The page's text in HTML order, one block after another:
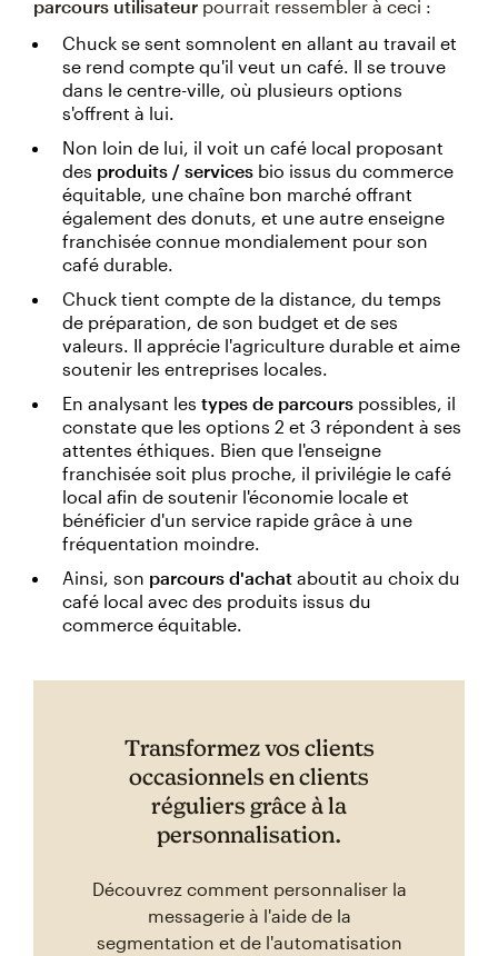
parcours utilisateur pourrait ressembler à ceci :
Chuck se sent somnolent en allant au travail et
se rend compte qu'il veut un café. Il se trouve
dans le centre-ville, où plusieurs options
s'offrent à lui.
Non loin de lui, il voit un café local proposant
des produits / services bio issus du commerce
équitable, une chaîne bon marché offrant
également des donuts, et une autre enseigne
franchisée connue mondialement pour son
café durable.
Chuck tient compte de la distance, du temps
de préparation, de son budget et de ses
valeurs. Il apprécie l'agriculture durable et aime
soutenir les entreprises locales.
En analysant les types de parcours possibles, il
constate que les options 2 et 3 répondent à ses
attentes éthiques. Bien que l'enseigne
franchisée soit plus proche, il privilégie le café
local afin de soutenir l'économie locale et
bénéficier d'un service rapide grâce à une
fréquentation moindre.
Ainsi, son parcours d'achat aboutit au choix du
café local avec des produits issus du
commerce équitable.
Transformez vos clients
occasionnels en clients
réguliers grâce à la
personnalisation.
Découvrez comment personnaliser la
messagerie à l'aide de la
segmentation et de l'automatisation